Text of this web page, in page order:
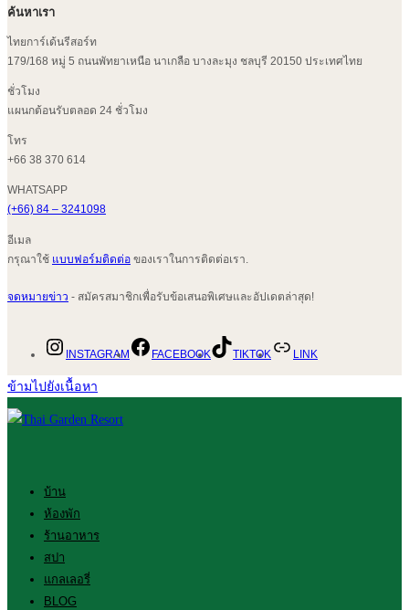
ค้นหาเรา
ไทยการ์เด้นรีสอร์ท
179/168 หมู่ 5 ถนนพัทยาเหนือ นาเกลือ บางละมุง ชลบุรี 20150 ประเทศไทย
ชั่วโมง
แผนกต้อนรับตลอด 24 ชั่วโมง
โทร
+66 38 370 614
WHATSAPP
(+66) 84 – 3241098
อีเมล
กรุณาใช้ แบบฟอร์มติดต่อ ของเราในการติดต่อเรา.
จดหมายข่าว - สมัครสมาชิกเพื่อรับข้อเสนอพิเศษและอัปเดตล่าสุด!
INSTAGRAM FACEBOOK TIKTOK LINK
ข้ามไปยังเนื้อหา
บ้าน
ห้องพัก
ร้านอาหาร
สปา
แกลเลอรี่
BLOG